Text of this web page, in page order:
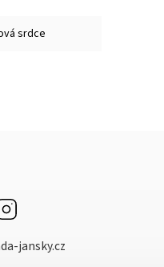
srdce
jansky.cz